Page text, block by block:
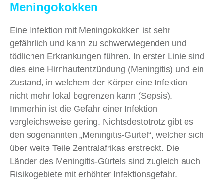
Meningokokken
Eine Infektion mit Meningokokken ist sehr
gefährlich und kann zu schwerwiegenden und
tödlichen Erkrankungen führen. In erster Linie sind
dies eine Hirnhautentzündung (Meningitis) und ein
Zustand, in welchem der Körper eine Infektion
nicht mehr lokal begrenzen kann (Sepsis).
Immerhin ist die Gefahr einer Infektion
vergleichsweise gering. Nichtsdestotrotz gibt es
den sogenannten „Meningitis-Gürtel“, welcher sich
über weite Teile Zentralafrikas erstreckt. Die
Länder des Meningitis-Gürtels sind zugleich auch
Risikogebiete mit erhöhter Infektionsgefahr.